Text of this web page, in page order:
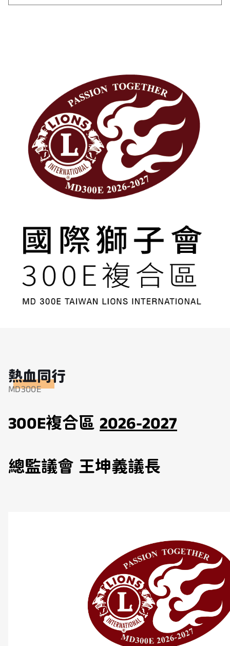
熱血同行
MD300E
300E複合區 2026-2027
總監議會 王坤義議長